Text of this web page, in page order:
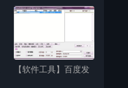
软件工具下载
【软件工具】百度发